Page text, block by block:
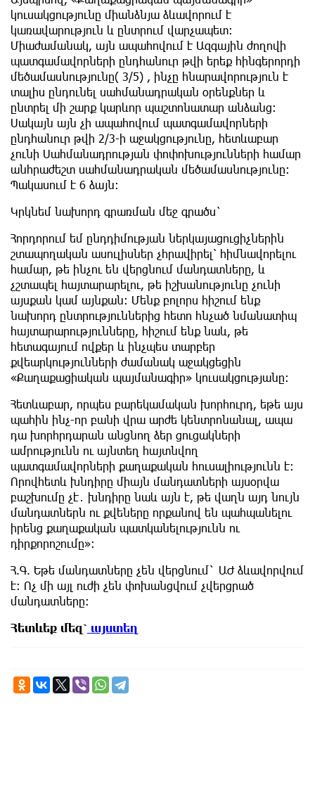
կուսակցությունը միանձնյա ձևավորում է
կառավարություն և ընտրում վարչապետ։
Միաժամանակ, այն ապահովում է Ազգային ժողովի
պատգամավորների ընդհանուր թվի երեք հինգերորդի
մեծամասնությունը( 3/5) , ինչը հնարավորություն է
տալիս ընդունել սահմանադրական օրենքներ և
ընտրել մի շարք կարևոր պաշտոնատար անձանց։
Սակայն այն չի ապահովում պատգամավորների
ընդհանուր թվի 2/3-ի աջակցությունը, հետևաբար
չունի Սահմանադրության փոփոխությունների համար
անհրաժեշտ սահմանադրական մեծամասնությունը։
Պակասում է 6 ձայն:
Կրկնեմ նախորդ գրառման մեջ գրածս`
Հորդորում եմ ընդդիմության ներկայացուցիչներին
շտապողական ասուլիսներ չհրավիրել՝ հիմնավորելու
համար, թե ինչու են վերցնում մանդատները, և
չշտապել հայտարարելու, թե իշխանությունը չունի
այսքան կամ այնքան։ Մենք բոլորս հիշում ենք
նախորդ ընտրություններից հետո հնչած նմանատիպ
հայտարարությունները, հիշում ենք նաև, թե
հետագայում ովքեր և ինչպես տարբեր
քվեարկությունների ժամանակ աջակցեցին
«Քաղաքացիական պայմանագիր» կուսակցությանը։
Հետևաբար, որպես բարեկամական խորհուրդ, եթե այս
պահին ինչ-որ բանի վրա արժե կենտրոնանալ, ապա
դա խորհրդարան անցնող ձեր ցուցակների
ամրությունն ու այնտեղ հայտնվող
պատգամավորների քաղաքական հուսալիությունն է։
Որովհետև խնդիրը միայն մանդատների այսօրվա
բաշխումը չէ․ խնդիրը նաև այն է, թե վաղն այդ նույն
մանդատներն ու քվեները որքանով են պահպանելու
իրենց քաղաքական պատկանելությունն ու
դիրքորոշումը»։
Հ.Գ. Եթե մանդատները չեն վերցնում` ԱԺ ձևավորվում
է: Ոչ մի այլ ուժի չեն փոխանցվում չվերցրած
մանդատները:
Հետևեք մեզ՝ այստեղ